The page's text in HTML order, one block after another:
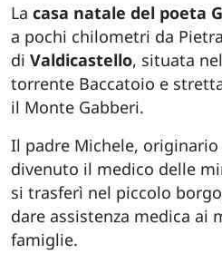
La casa natale del poeta
a pochi chilometri da
di Valdicastello, situata
torrente Baccatoio e
il Monte Gabberi.
Il padre Michele,
divenuto il medico delle
si trasferì nel piccolo
dare assistenza medica ai
famiglie.